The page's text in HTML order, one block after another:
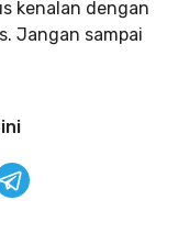
kenalan dengan
Jangan sampai